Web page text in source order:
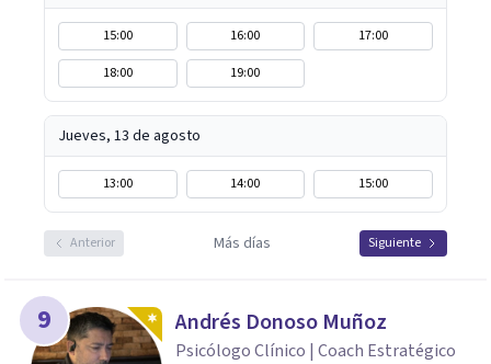
15:00 16:00
17:00
18:00
19:00
Jueves, 13 de agosto
13:00 14:00 15:00
Anterior Más días Siguiente
9 Andrés Donoso Muñoz
Psicólogo Clínico | Coach Estratégico